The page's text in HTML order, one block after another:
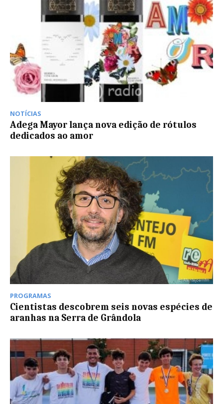
NOTÍCIAS
Adega Mayor lança nova edição de rótulos
dedicados ao amor
PROGRAMAS
Cientistas descobrem seis novas espécies de
aranhas na Serra de Grândola